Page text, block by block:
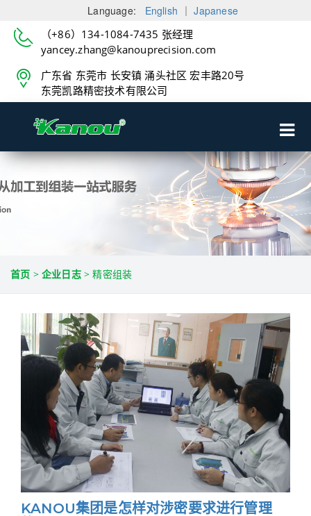
Language: English ｜Japanese
（+86）134-1084-7435 张经理
yancey.zhang@kanouprecision.com
广东省 东莞市 长安镇 涌头社区 宏丰路20号
东莞凯路精密技术有限公司
首页 >企业日志>精密组装
KANOU集团是怎样对涉密要求进行管理